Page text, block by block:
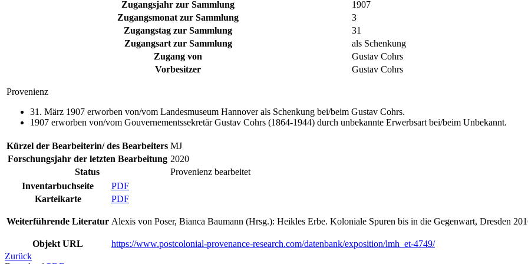
Zugangsjahr zur Sammlung
1907
Zugangsmonat zur Sammlung
3
Zugangstag zur Sammlung
31
Zugangsart zur Sammlung
als Schenkung
Zugang von
Gustav Cohrs
Vorbesitzer
Gustav Cohrs
Provenienz
31. März 1907 erworben von/vom Landesmuseum Hannover als Schenkung bei/beim Gustav Cohrs.
1907 erworben von/vom Gouvernementssekretär Gustav Cohrs (1864-1944) durch unbekannte Erwerbsart bei/beim Unbekannt.
Kürzel der Bearbeiterin/ des Bearbeiters MJ
Forschungsjahr der letzten Bearbeitung 2020
Status
Provenienz bearbeitet
Inventarbuchseite
PDF
Karteikarte
PDF
Weiterführende Literatur Alexis von Poser, Bianca Baumann (Hrsg.): Heikles Erbe. Koloniale Spuren bis in die Gegenwart, Dresden
Objekt URL
https://www.postcolonial-provenance-research.com/datenbank/exposition/lmh_et-4749/
Zurück